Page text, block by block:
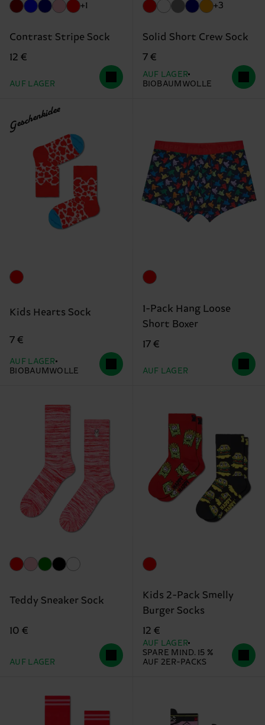
+1
Contrast Stripe Sock
12 €
AUF LAGER
+3
Solid Short Crew Sock
7 €
AUF LAGER
BIOBAUMWOLLE
Geschenkidee
Kids Hearts Sock
7 €
AUF LAGER
BIOBAUMWOLLE
1-Pack Hang Loose
Short Boxer
17 €
AUF LAGER
Teddy Sneaker Sock
10 €
AUF LAGER
Kids 2-Pack Smelly
Burger Socks
12 €
AUF LAGER
SPARE MIND. 15 %
AUF 2ER-PACKS